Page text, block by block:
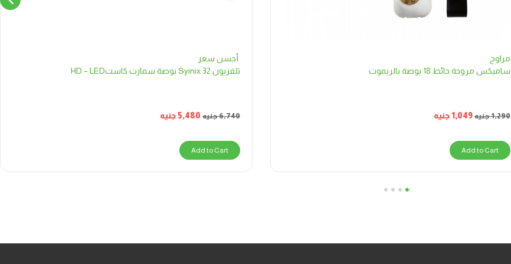
مراوح
ساميكس مروحة حائط 18 بوصة بالريموت
1,290جنيه 1,049جنيه
Add to Cart
أحسن سعر
تلفزيون Syinix 32 بوصة سمارت كاستHD – LED
6,740جنيه 5,480جنيه
Add to Cart